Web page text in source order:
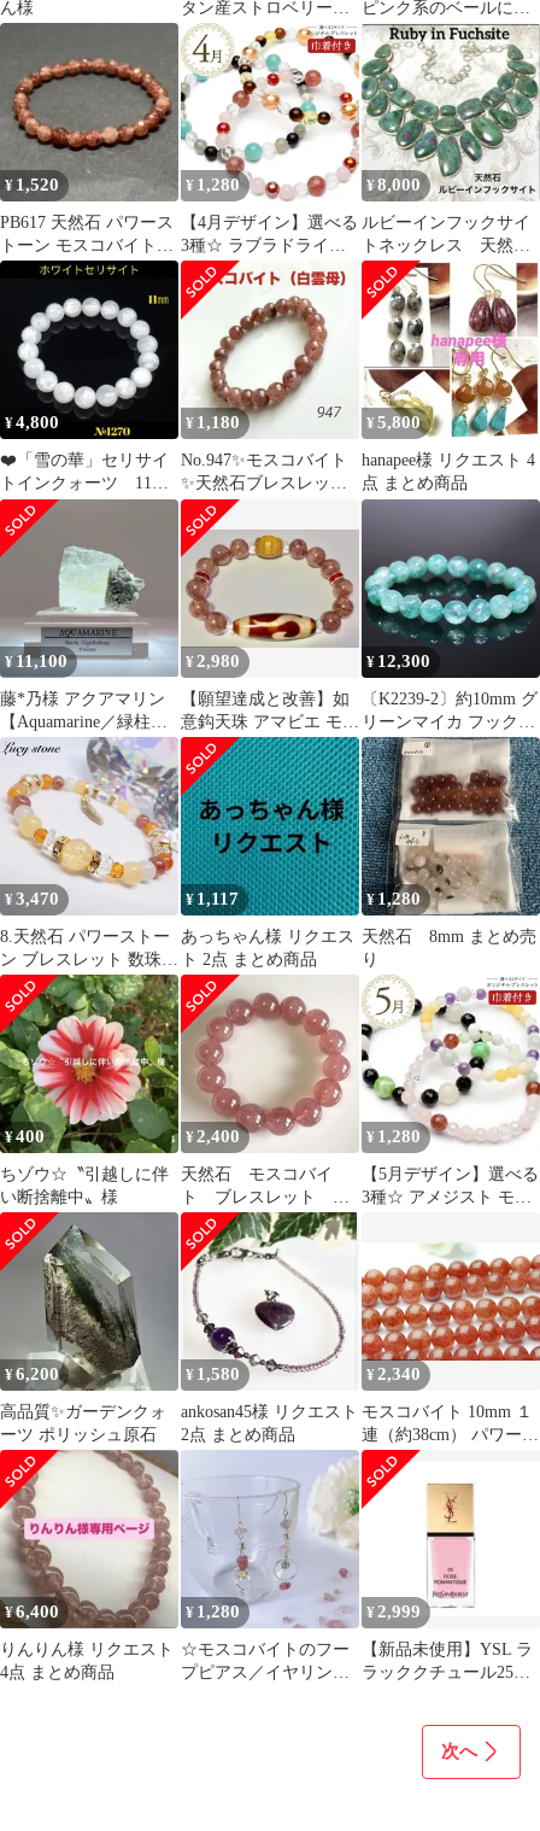
ん様
タン産ストロベリーク
ォーツ
ピンク系のベールに包
まれたような繊細な個
性的な表情です
¥ 1,520
PB617 天然石 パワース
トーン モスコバイト
6mmカット ブレスレッ
¥ 1,280
【4月デザイン】選べる
3種☆ ラブラドライト
アマゾナイト モスコバ
イト ローズクォーツ シ
トリン タイガーアイ デ
ザインブレスレット 当
店オリジナル パワース
トーン 天然石 _MB2504
¥8,000
ルビーインフックサイ
トネックレス 天然
石 ルビー SV925オ
ーバーレイ
¥4,800
❤️「雪の華」セリサイ
トインクォーツ 11
㎜ 天然石パワースト
ーン
¥ 1,180
No.947✨モスコバイト
✨天然石ブレスレッ
ト 癒し リラックス
¥ 5,800
hanapee様 リクエスト 4
点 まとめ商品
¥11,100
藤*乃様 アクアマリン
【Aquamarine／緑柱
石】パキスタン産 鉱物
¥ 2,980
【願望達成と改善】如
意鈎天珠 アマビエ モス
コバイト ブレスレット
魔除け
¥ 12,300
〔K2239-2〕約10mm グ
リーンマイカ フックサ
イト ブレスレット
¥3,470
8.天然石 パワーストー
ン ブレスレット 数珠
15cm 琥珀 アンバー シ
トリン
¥ 1,117
あっちゃん様 リクエス
ト 2点 まとめ商品
¥1,280
天然石 8mm まとめ売
り
¥400
ちゾウ☆‎〝引越しに伴
い断捨離中〟様
¥2,400
天然石 モスコバイ
ト ブレスレット 約
14.5mm
¥ 1,280
【5月デザイン】選べる
3種☆ アメジスト モス
ツ オニキス アゲート
デザインブレスレット
当店オリジナル パワー
ストーン 天然石
_MB2505
¥6,200
高品質✨ガーデンクォ
ーツ ポリッシュ原石
¥ 1,580
ankosan45様 リクエスト
2点 まとめ商品
¥ 2,340
モスコバイト 10mm １
連（約38cm） パワース
トーン 天然石 _R520
¥6,400
りんりん様 リクエスト
4点 まとめ商品
¥ 1,280
☆モスコバイトのフー
プピアス／イヤリング
¥2,999
【新品未使用】YSL ラ
ラッククチュール25
次へ